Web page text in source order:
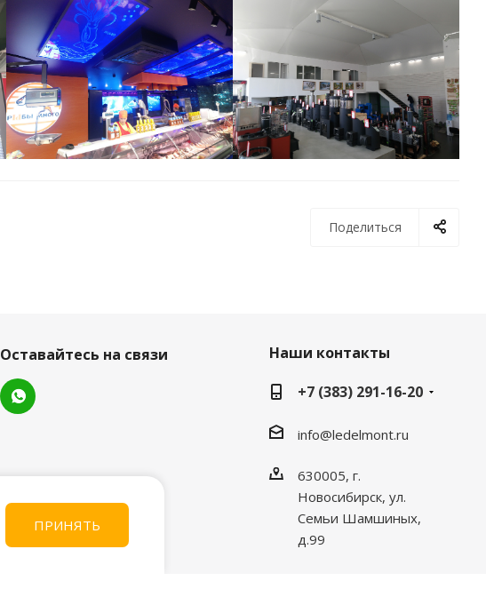
Поделиться
Оставайтесь на связи
Наши контакты
+7 (383) 291-16-20
info@ledelmont.ru
630005, г.
Новосибирск, ул.
Семьи Шамшиных,
д.99
ПРИНЯТЬ